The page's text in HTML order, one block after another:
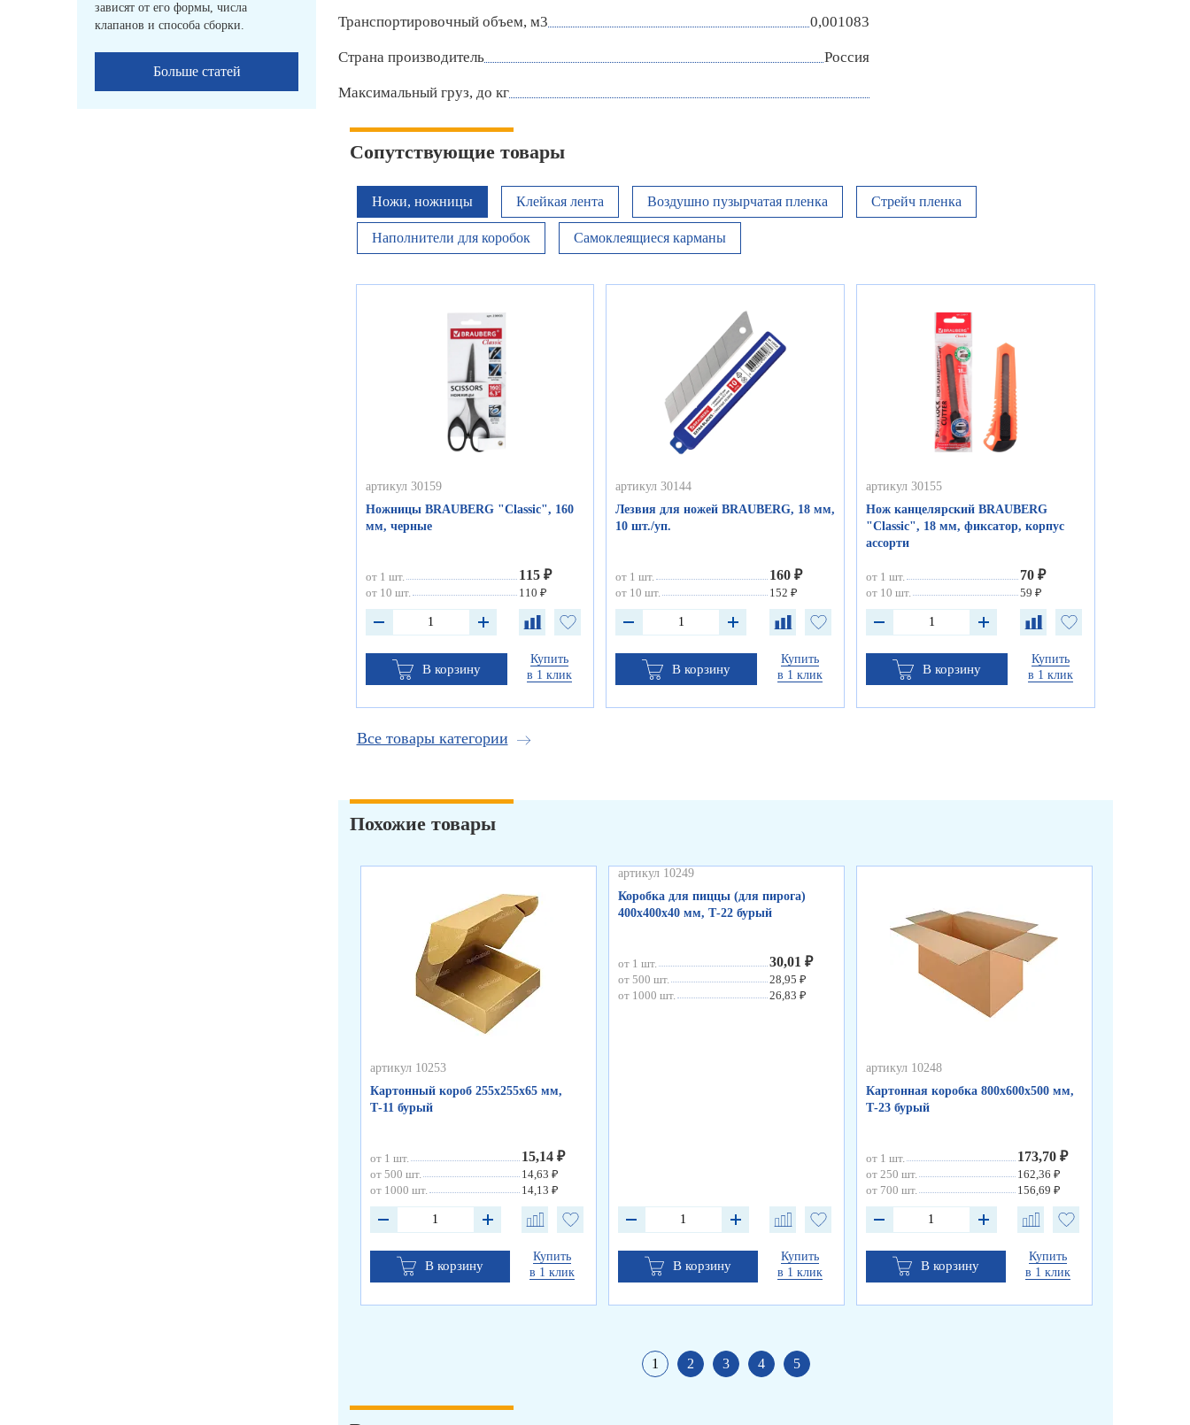
зависят от его формы, числа
клапанов и способа сборки.
Больше статей
Транспортировочный объем, м3 0,001083
Страна производитель Россия
Максимальный груз, до кг
Сопутствующие товары
Ножи, ножницы Клейкая лента Воздушно пузырчатая пленка Стрейч пленка
Наполнители для коробок Самоклеящиеся карманы
артикул 30159
Ножницы BRAUBERG "Classic", 160
мм, черные
от 1 шт. 115 ₽
от 10 шт. 110 ₽
В корзину
Купить
в 1 клик
артикул 30144
Лезвия для ножей BRAUBERG, 18 мм,
10 шт./уп.
от 1 шт. 160 ₽
от 10 шт. 152 ₽
В корзину
Купить
в 1 клик
артикул 30155
Нож канцелярский BRAUBERG
"Classic", 18 мм, фиксатор, корпус
ассорти
от 1 шт. 70 ₽
от 10 шт. 59 ₽
В корзину
Купить
в 1 клик
Все товары категории
Похожие товары
артикул 10253
Картонный короб 255х255х65 мм,
Т-11 бурый
от 1 шт. 15,14 ₽
от 500 шт.
14,63 ₽
от 1000 шт.
14,13 ₽
В корзину
Купить
в 1 клик
артикул 10249
Коробка для пиццы (для пирога)
400х400х40 мм, Т-22 бурый
от 1 шт. 30,01 ₽
от 500 шт.
28,95 ₽
от 1000 шт.
26,83 ₽
В корзину
Купить
в 1 клик
артикул 10248
Картонная коробка 800х600х500 мм,
Т-23 бурый
от 1 шт. 173,70 ₽
от 250 шт.
162,36 ₽
от 700 шт.
156,69 ₽
В корзину
Купить
в 1 клик
1 2 3 4 5